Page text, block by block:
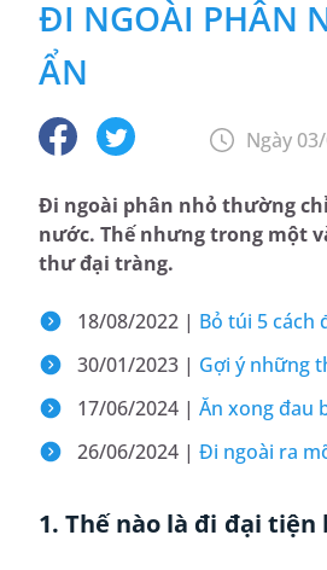
ĐI NGOÀI PHÂN
ẨN
Ngày
Đi ngoài phân nhỏ thường
nước. Thế nhưng trong một
thư đại tràng.
18/08/2022 | Bỏ túi 5 cách
30/01/2023 | Gợi ý những
17/06/2024 | Ăn xong đau
26/06/2024 | Đi ngoài ra
1. Thế nào là đi đại